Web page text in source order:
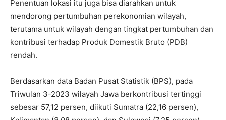
Penentuan lokasi itu juga bisa diarahkan untuk
mendorong pertumbuhan perekonomian wilayah,
terutama untuk wilayah dengan tingkat pertumbuhan dan
kontribusi terhadap Produk Domestik Bruto (PDB)
rendah.
Berdasarkan data Badan Pusat Statistik (BPS), pada
Triwulan 3-2023 wilayah Jawa berkontribusi tertinggi
sebesar 57,12 persen, diikuti Sumatra (22,16 persen),